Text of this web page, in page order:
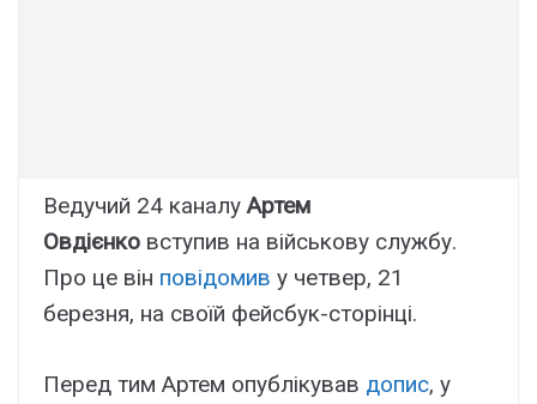
Ведучий 24 каналуАртем
Овдієнко вступив на військову службу.
Про це він повідомив у четвер, 21
березня, на своїй фейсбук-сторінці.
Перед тим Артем опублікував допис, у